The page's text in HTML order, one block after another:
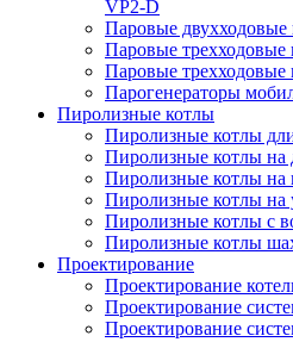
VP2-D
Паровые
Паровые
Паровые трехходовые
Парогенераторы
Пиролизные котлы
Пиролизные котлы
Пиролизные котлы на
Пиролизные котлы на
Пиролизные котлы на
Пиролизные котлы с
Пиролизные котлы
Проектирование
Проектирование
Проектирование
Проектирование